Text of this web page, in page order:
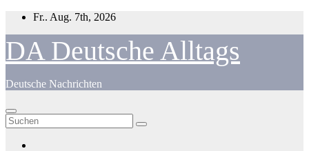
Zum
springen
Fr.. Aug. 7th, 2026
DA Deutsche Alltags
Deutsche Nachrichten